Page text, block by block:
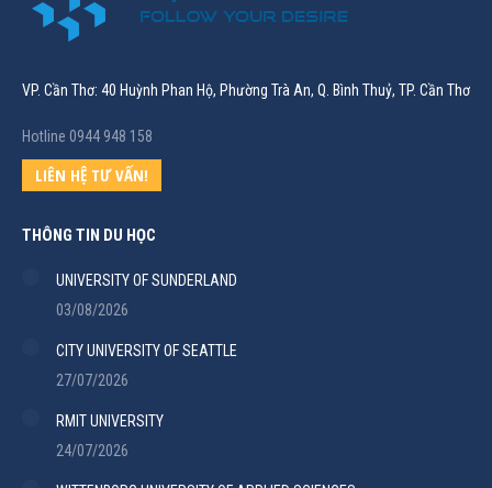
VP. Cần Thơ: 40 Huỳnh Phan Hộ, Phường Trà An, Q. Bình Thuỷ, TP. Cần Thơ
Hotline 0944 948 158
LIÊN HỆ TƯ VẤN!
THÔNG TIN DU HỌC
UNIVERSITY OF SUNDERLAND
03/08/2026
CITY UNIVERSITY OF SEATTLE
27/07/2026
RMIT UNIVERSITY
24/07/2026